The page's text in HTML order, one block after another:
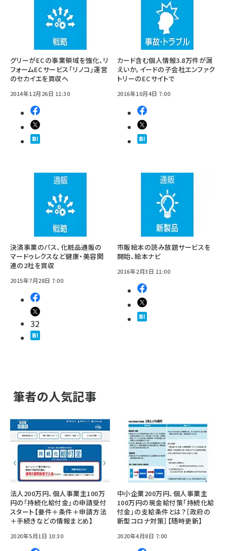
グリーがECの事業領域を強化、リ
フォームECサービス「リノコ」運営
のセカイエを買収へ
2014年12月26日 11:30
カード含む個人情報3.8万件が漏
えいか。イードの子会社エンファク
トリーのECサイトで
2016年10月4日 7:00
決済事業のパス、化粧品通販の
マードゥレクスなど健康・美容関
連の2社を買収
2015年7月28日 7:00
32
市販絵本の読み放題サービスを
開始、絵本ナビ
2016年2月3日 11:00
筆者の人気記事
法人200万円、個人事業主100万
円の「持続化給付金」の申請受付
スタート【要件＋条件＋申請方法
＋手続きなどの情報まとめ】
2020年5月1日 10:30
中小企業200万円、個人事業主
100万円の現金給付策「持続化給
付金」の支給条件とは？［政府の
新型コロナ対策］【随時更新】
2020年4月8日 7:00